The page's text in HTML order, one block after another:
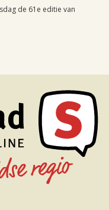
de 61e editie van